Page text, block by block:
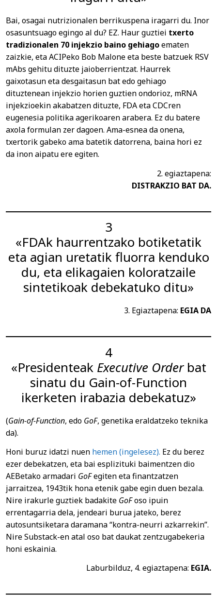
Bai, osagai nutrizionalen berrikuspena iragarri du. Inor
osasuntsuago egingo al du? EZ. Haur guztiei txerto
tradizionalen 70 injekzio baino gehiagoematen
zaizkie, eta ACIPeko Bob Malone eta beste batzuek RSV
mAbs gehitu dituzte jaioberrientzat. Haurrek
gaixotasun eta desgaitasun bat edo gehiago
dituztenean injekzio horien guztien ondorioz, mRNA
injekzioekin akabatzen dituzte, FDA eta CDCren
eugenesia politika agerikoaren arabera. Ez du batere
axola formulan zer dagoen. Ama-esnea da onena,
txertorik gabeko ama batetik datorrena, baina hori ez
da inon aipatu ere egiten.
2. egiaztapena:
DISTRAKZIO BAT DA.
3
«FDAk haurrentzako botiketatik
eta agian uretatik fluorra kenduko
du, eta elikagaien koloratzaile
sintetikoak debekatuko ditu»
3. Egiaztapena: EGIA DA
4
«Presidenteak Executive Orderbat
sinatu du Gain-of-Function
ikerketen irabazia debekatuz»
(Gain-of-Function, edo GoF, genetika eraldatzeko teknika
da).
Honi buruz idatzi nuen hemen (ingelesez). Ez du berez
ezer debekatzen, eta bai esplizituki baimentzen dio
AEBetako armadari GoFegiten eta finantzatzen
jarraitzea, 1943tik hona etenik gabe egin duen bezala.
Nire irakurle guztiek badakite GoFoso ipuin
errentagarria dela, jendeari burua jateko, berez
autosuntsiketara daramana “kontra-neurri azkarrekin”.
Nire Substack-en atal oso bat daukat zentzugabekeria
honi eskainia.
Laburbilduz, 4. egiaztapena: EGIA.